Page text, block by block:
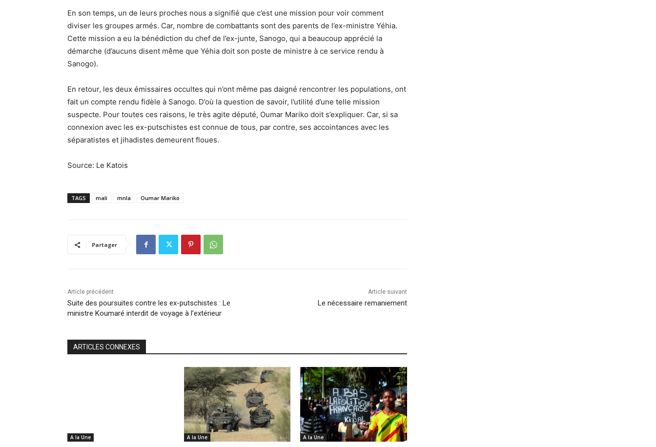
En son temps, un de leurs proches nous a signifié que c’est une mission pour voir comment
diviser les groupes armés. Car, nombre de combattants sont des parents de l’ex-ministre Yéhia.
Cette mission a eu la bénédiction du chef de l’ex-junte, Sanogo, qui a beaucoup apprécié la
démarche (d’aucuns disent même que Yéhia doit son poste de ministre à ce service rendu à
Sanogo).
En retour, les deux émissaires occultes qui n’ont même pas daigné rencontrer les populations, ont
fait un compte rendu fidèle à Sanogo. D’où la question de savoir, l’utilité d’une telle mission
suspecte. Pour toutes ces raisons, le très agite député, Oumar Mariko doit s’expliquer. Car, si sa
connexion avec les ex-putschistes est connue de tous, par contre, ses accointances avec les
séparatistes et jihadistes demeurent floues.
Source: Le Katois
TAGS mali mnla Oumar Mariko
Partager
Article précédent
Suite des poursuites contre les ex-putschistes : Le
ministre Koumaré interdit de voyage à l’extérieur
Article suivant
Le nécessaire remaniement
ARTICLES CONNEXES
A la Une A la Une A la Une